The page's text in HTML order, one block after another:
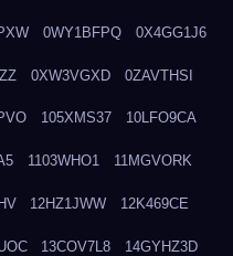
0WY1BFPQ 0X4GG1J6
0XW3VGXD 0ZAVTHSI
105XMS37 10LFO9CA
1103WHO1 11MGVORK
12HZ1JWW 12K469CE
13COV7L8 14GYHZ3D